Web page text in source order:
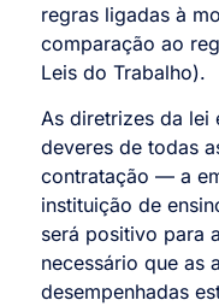
regras ligadas à
comparação ao
Leis do Trabalho).
As diretrizes da lei
deveres de todas
contratação — a
instituição de
será positivo para
necessário que as
desempenhadas